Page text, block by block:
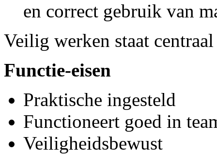
en correct gebruik van
Veilig werken staat
Functie-eisen
Praktische ingesteld
Functioneert goed in
Veiligheidsbewust